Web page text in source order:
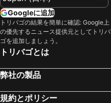
Googleに追加
トリバゴの結果を簡単に確認: Google上
の優先するニュース提供元としてトリバ
ゴを追加しましょう。
トリバゴとは
弊社の製品
規約とポリシー